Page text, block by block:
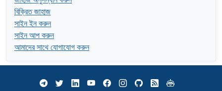
বিক্রিত জাহাজ
সাইন ইন করুন
সাইন আপ করুন
আমাদের সাথে যোগাযোগ করুন